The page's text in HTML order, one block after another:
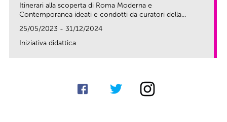
Itinerari alla scoperta di Roma Moderna e
Contemporanea ideati e condotti da curatori della...
25/05/2023 - 31/12/2024
Iniziativa didattica